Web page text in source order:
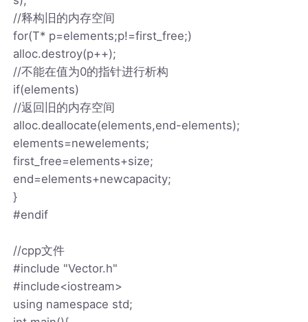
//释构旧的内存空间
for(T* p=elements;p!=first_free;)
alloc.destroy(p++);
//不能在值为0的指针进行析构
if(elements)
//返回旧的内存空间
alloc.deallocate(elements,end-elements);
elements=newelements;
first_free=elements+size;
end=elements+newcapacity;
}
#endif
//cpp文件
#include "Vector.h"
#include<iostream>
using namespace std;